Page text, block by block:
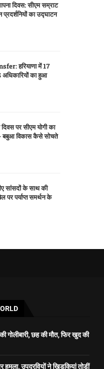
दिवस: सीएम सम्राट
प्रदर्शनियों का उद्घाटन
हरियाणा में 17
का हुआ
पर सीएम योगी का
बबुआ विकास कैसे सोचते
सांसदों के साथ की
पर पर्याप्त समर्थन के
छह की मौत, फिर खुद की
उपद्रवियों ने खिड़कियां तोड़ीं